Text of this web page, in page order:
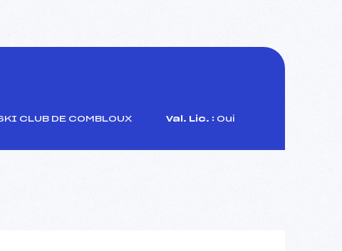
CLUB DE COMBLOUX Val. Lic. : Oui